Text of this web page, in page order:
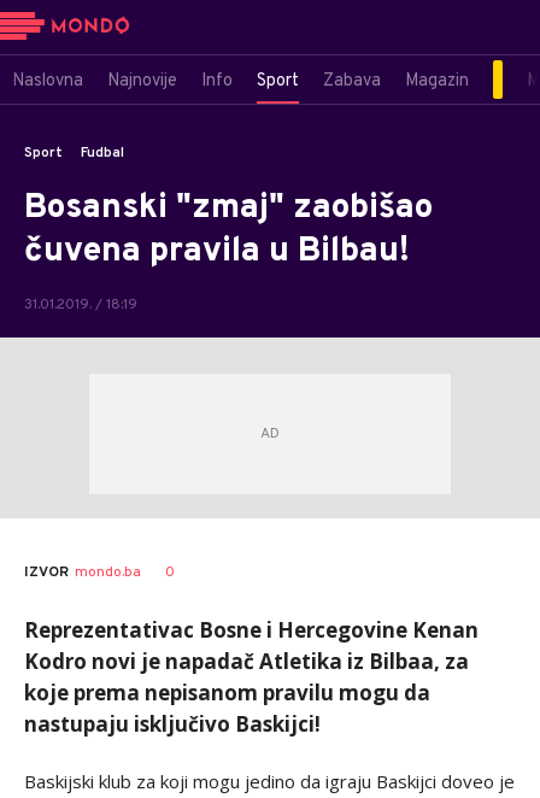
Naslovna Najnovije Info Sport Zabava Magazin
Sport Fudbal
Bosanski "zmaj" zaobišao
čuvena pravila u Bilbau!
31.01.2019. / 18:19
IZVOR mondo.ba 0
Reprezentativac Bosne i Hercegovine Kenan
Kodro novi je napadač Atletika iz Bilbaa, za
koje prema nepisanom pravilu mogu da
nastupaju isključivo Baskijci!
Baskijski klub za koji mogu jedino da igraju Baskijci doveo je